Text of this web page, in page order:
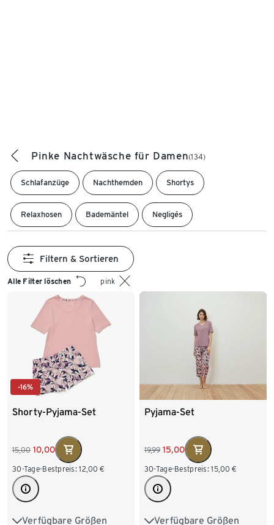
Pinke Nachtwäsche für Damen(134)
Schlafanzüge Nachthemden Shortys
Relaxhosen Bademäntel Negligés
Alle Filter löschen pink
Filtern & Sortieren
-16%
Shorty-Pyjama-Set
15,00 10,00
30-Tage-Bestpreis: 12,00 €
Verfügbare Größen
S 36/38 M 40/42
Pyjama-Set
19,99 15,00
30-Tage-Bestpreis: 15,00 €
Verfügbare Größen
S 36/38 M 40/42